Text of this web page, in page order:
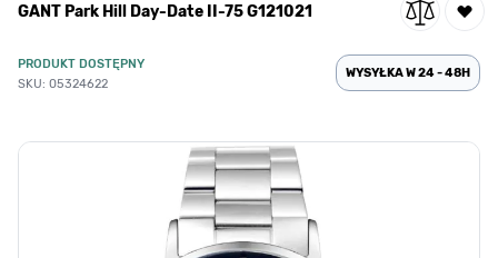
/
Męskie
GANT Park Hill Day-Date II-75 G121021
PRODUKT DOSTĘPNY
SKU: 05324622
WYSYŁKA W 24 - 48H